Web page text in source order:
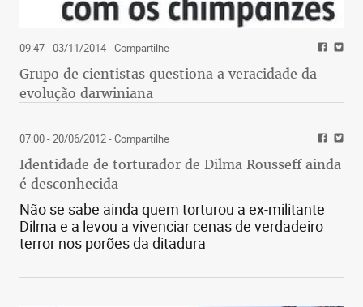
iPads faturaram mais do que Spotify, Twitter,
Shopify e Zoom juntos.
O Dia da Mães não terá impacto significativo
no varejo. De acordo com estudo feito pela
FecomercioSP, as vendas em maio deverão
mês do ano passado, quando as receitas
haviam desabado 13,3% diante de 2019. Ou
seja: nem com uma base comparativa fraca o
setor apresentará bons resultados.
US$ 467 bilhões
é quanto as chamadas FAAMG – Facebook,
09:47 - 03/11/2014- Compartilhe
Grupo de cientistas questiona a veracidade da
evolução darwiniana
07:00 - 20/06/2012- Compartilhe
Identidade de torturador de Dilma Rousseff ainda
é desconhecida
Não se sabe ainda quem torturou a ex-militante
Dilma e a levou a vivenciar cenas de verdadeiro
terror nos porões da ditadura